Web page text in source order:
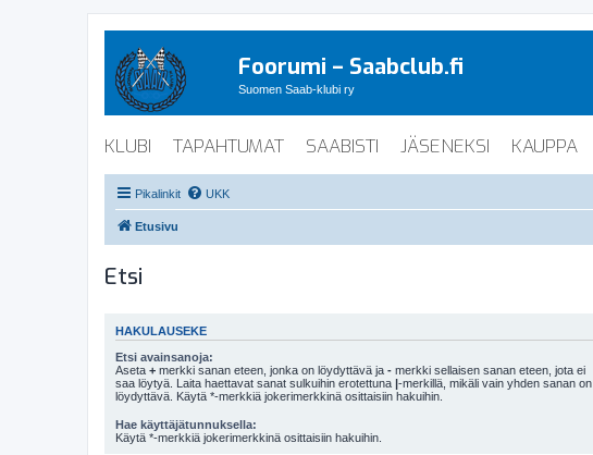
Foorumi – Saabclub.fi
Suomen Saab-klubi ry
KLUBI TAPAHTUMAT SAABISTI JÄSENEKSI KAUPPA
Pikalinkit UKK
Etusivu
Etsi
HAKULAUSEKE
Etsi avainsanoja:
Aseta + merkki sanan eteen, jonka on löydyttävä ja - merkki sellaisen sanan eteen, jota ei
saa löytyä. Laita haettavat sanat sulkuihin erotettuna |-merkillä, mikäli vain yhden sanan on
löydyttävä. Käytä *-merkkiä jokerimerkkinä osittaisiin hakuihin.
Hae käyttäjätunnuksella:
Käytä *-merkkiä jokerimerkkinä osittaisiin hakuihin.